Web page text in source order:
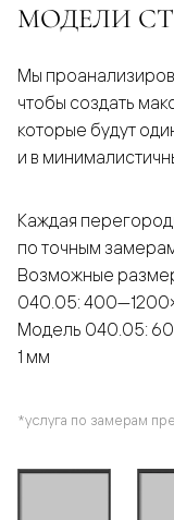
МОДЕЛИ
Мы
чтобы создать
которые будут
и в
Каждая
по точным
Возможные
040.05:
Модель 040.05:
1 мм
*услуга по замерам